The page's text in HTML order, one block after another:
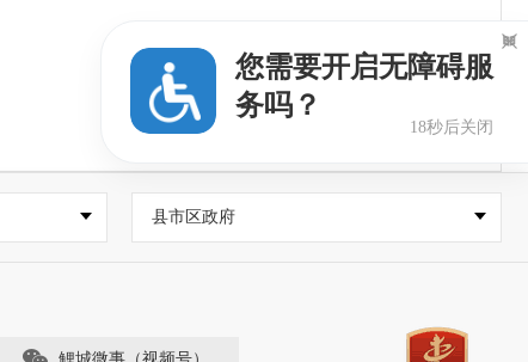
县市区政府
您需要开启无障碍服
务吗？
17秒后关闭
